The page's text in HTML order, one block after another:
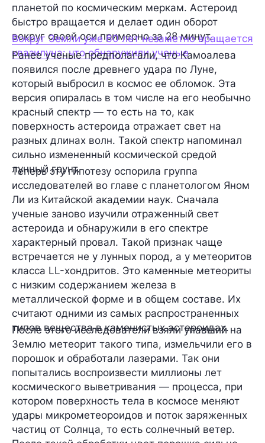
планетой по космическим меркам. Астероид
быстро вращается и делает один оборот
вокруг своей оси примерно за 28 минут.
Вокруг Земли уже 60 лет незаметно вращается
квазилуна: что обнаружили ученые
Ранее ученые предполагали, что Камоалева
появился после древнего удара по Луне,
который выбросил в космос ее обломок. Эта
версия опиралась в том числе на его необычно
красный спектр — то есть на то, как
поверхность астероида отражает свет на
разных длинах волн. Такой спектр напоминал
сильно измененный космической средой
лунный грунт.
Теперь эту гипотезу оспорила группа
исследователей во главе с планетологом Яном
Ли из Китайской академии наук. Сначала
ученые заново изучили отраженный свет
астероида и обнаружили в его спектре
характерный провал. Такой признак чаще
встречается не у лунных пород, а у метеоритов
класса LL-хондритов. Это каменные метеориты
с низким содержанием железа в
металлической форме и в общем составе. Их
считают одними из самых распространенных
типов вещества в каменистых астероидах.
После этого исследователи взяли упавший на
Землю метеорит такого типа, измельчили его в
порошок и обработали лазерами. Так они
попытались воспроизвести миллионы лет
космического выветривания — процесса, при
котором поверхность тела в космосе меняют
удары микрометеороидов и поток заряженных
частиц от Солнца, то есть солнечный ветер.